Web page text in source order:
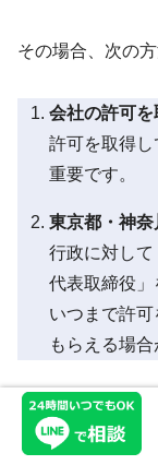
その場合、次の
会社の許可
許可を取得
重要です。
東京都・神
行政に対し
代表取締役
いつまで許
もらえる場合
１０年間の実務
求書が手元にな